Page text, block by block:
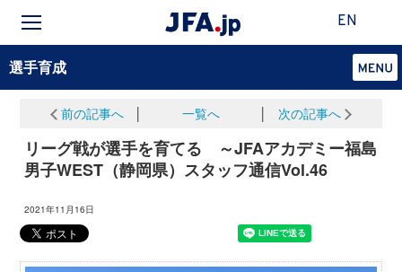
EN
選手育成
前の記事へ 一覧へ 次の記事へ
リーグ戦が選手を育てる ～JFAアカデミー福島
男子WEST（静岡県）スタッフ通信Vol.46
2021年11月16日